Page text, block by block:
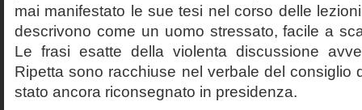
mai manifestato le sue tesi nel corso delle
descrivono come un uomo stressato, facile a
Le frasi esatte della violenta discussione
Ripetta sono racchiuse nel verbale del consiglio
stato ancora riconsegnato in presidenza.